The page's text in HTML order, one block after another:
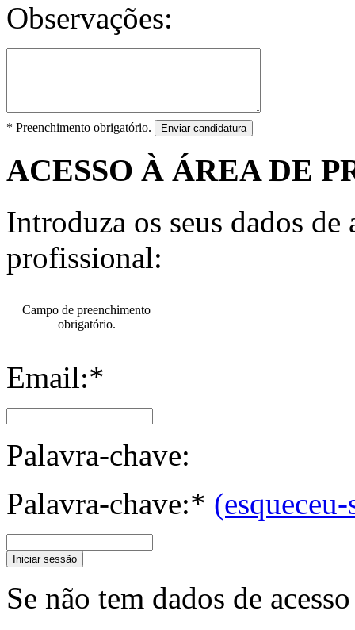
Observações:
* Preenchimento obrigatório. Enviar candidatura
ACESSO À ÁREA DE
Introduza os seus dados de
profissional:
Campo de preenchimento
obrigatório.
Email:*
Palavra-chave:
Palavra-chave:* (esqueceu-
Iniciar sessão
Se não tem dados de